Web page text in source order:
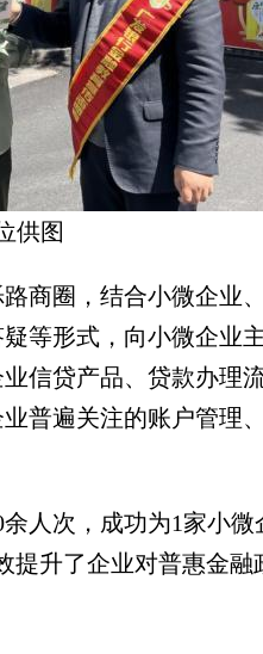
供图
圈，结合小微企业
等形式，向小微企业
信贷产品、贷款办理
普遍关注的账户管理
次，成功为1家小微
提升了企业对普惠金融